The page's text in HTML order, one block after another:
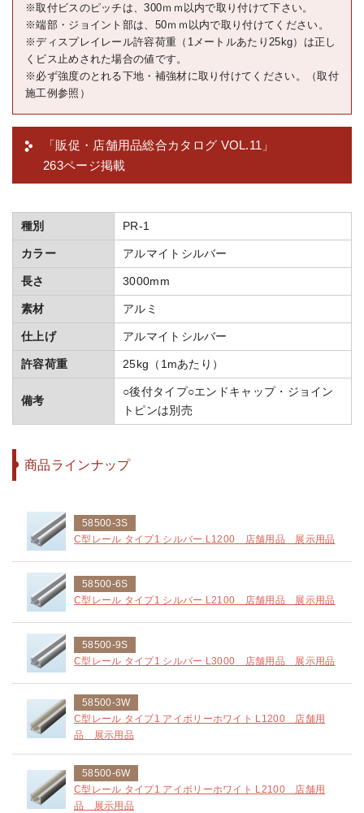
※取付ビスのピッチは、300ｍｍ以内で取り付けて下さい。
※端部・ジョイント部は、50ｍｍ以内で取り付けてください。
※ディスプレイレール許容荷重（1メートルあたり25kg）は正し
くビス止めされた場合の値です。
※必ず強度のとれる下地・補強材に取り付けてください。（取付
施工例参照）
「販促・店舗用品総合カタログ VOL.11」
263ページ掲載
種別 PR-1
カラー アルマイトシルバー
長さ 3000mm
素材 アルミ
仕上げ アルマイトシルバー
許容荷重 25kg（1mあたり）
備考
○後付タイプ○エンドキャップ・ジョイン
トピンは別売
商品ラインナップ
58500-3S
C型レール タイプ1 シルバー L1200 店舗用品 展示用品
58500-6S
C型レール タイプ1 シルバー L2100 店舗用品 展示用品
58500-9S
C型レール タイプ1 シルバー L3000 店舗用品 展示用品
58500-3W
C型レール タイプ1 アイボリーホワイト L1200 店舗用
品 展示用品
58500-6W
C型レール タイプ1 アイボリーホワイト L2100 店舗用
品 展示用品